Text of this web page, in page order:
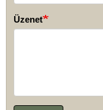
Üzenet